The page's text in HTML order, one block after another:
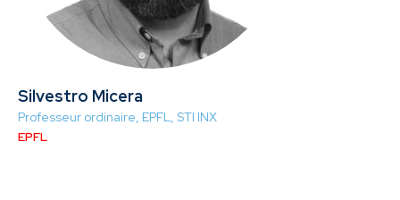
Silvestro Micera
Professeur ordinaire, EPFL, STI INX
EPFL